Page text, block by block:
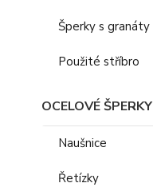
Šperky s granáty
Použité stříbro
OCELOVÉ ŠPERKY
Naušnice
Řetízky